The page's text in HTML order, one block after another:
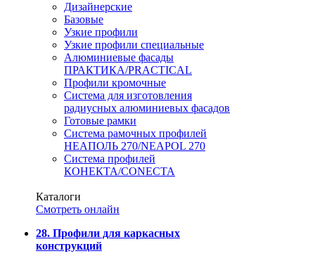
Дизайнерские
Базовые
Узкие профили
Узкие профили специальные
Алюминиевые фасады
ПРАКТИКА/PRACTICAL
Профили кромочные
Система для изготовления
радиусных алюминиевых фасадов
Готовые рамки
Система рамочных профилей
НЕАПОЛЬ 270/NEAPOL 270
Система профилей
КОНЕКТА/CONECTA
Каталоги
Смотреть онлайн
28. Профили для каркасных
конструкций